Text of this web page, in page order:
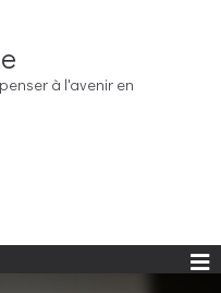
à l'avenir en